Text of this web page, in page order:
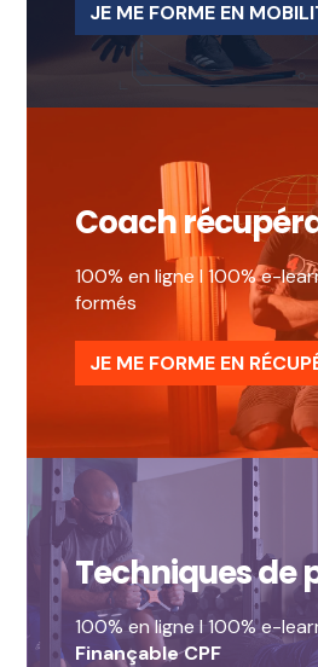
JE ME FORME EN
Coach
100% en ligne I 100% e-
formés
JE ME FORME EN
Techniques de
100% en ligne I 100% e-
Finançable CPF